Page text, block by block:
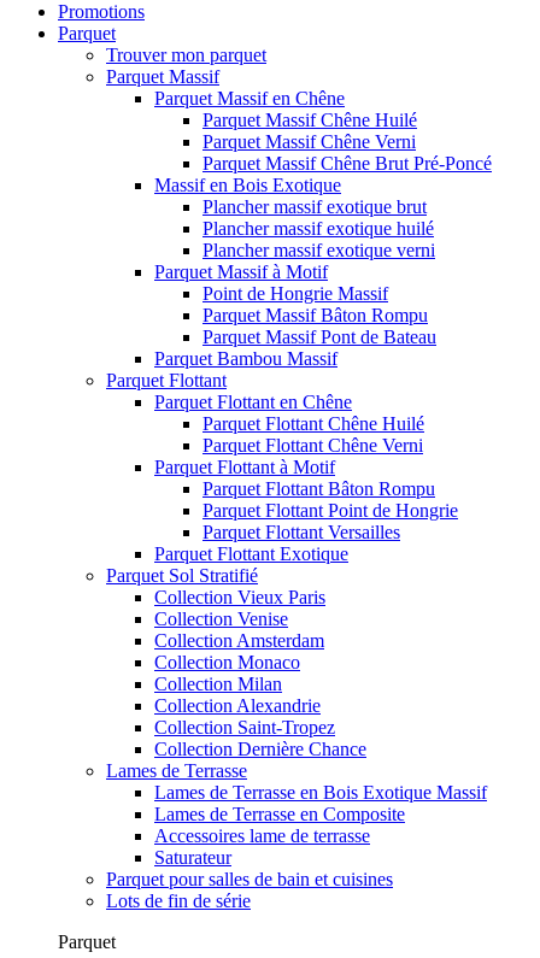
Promotions
Parquet
Trouver mon parquet
Parquet Massif
Parquet Massif en Chêne
Parquet Massif Chêne Huilé
Parquet Massif Chêne Verni
Parquet Massif Chêne Brut Pré-Poncé
Massif en Bois Exotique
Plancher massif exotique brut
Plancher massif exotique huilé
Plancher massif exotique verni
Parquet Massif à Motif
Point de Hongrie Massif
Parquet Massif Bâton Rompu
Parquet Massif Pont de Bateau
Parquet Bambou Massif
Parquet Flottant
Parquet Flottant en Chêne
Parquet Flottant Chêne Huilé
Parquet Flottant Chêne Verni
Parquet Flottant à Motif
Parquet Flottant Bâton Rompu
Parquet Flottant Point de Hongrie
Parquet Flottant Versailles
Parquet Flottant Exotique
Parquet Sol Stratifié
Collection Vieux Paris
Collection Venise
Collection Amsterdam
Collection Monaco
Collection Milan
Collection Alexandrie
Collection Saint-Tropez
Collection Dernière Chance
Lames de Terrasse
Lames de Terrasse en Bois Exotique Massif
Lames de Terrasse en Composite
Accessoires lame de terrasse
Saturateur
Parquet pour salles de bain et cuisines
Lots de fin de série
Parquet